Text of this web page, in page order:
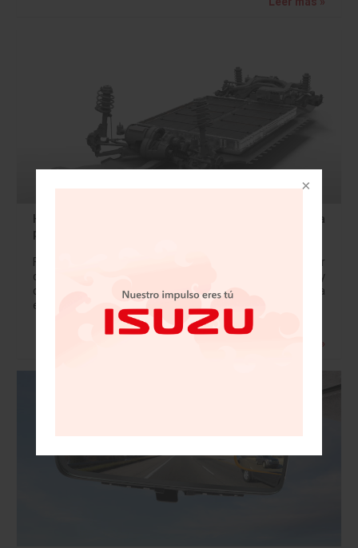
Henkel y Covestro combinan su experiencia para
promover la movilidad eléctrica
Fabricantes de autos eléctricos buscan mayor
durabilidad, seguridad operacional, rentabilidad y
confiabilidad en el diseño de baterías de iones de litio. La
evolución del mercado de los autos híbridos y…
Leer más »